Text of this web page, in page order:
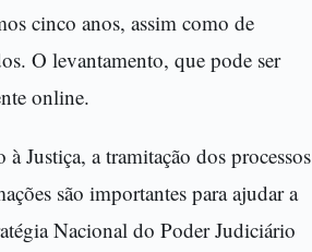
cinco anos, assim como de
O levantamento, que pode ser
online.
Justiça, a tramitação dos processos
são importantes para ajudar a
Nacional do Poder Judiciário